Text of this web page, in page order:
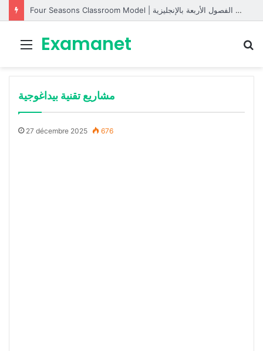
Four Seasons Classroom Model | مشروع تفاعلي لتعليم الفصول الأربعة بالإنجليزية
Menu
Examanet
مشاريع تقنية بيداغوجية
27 décembre 2025 676